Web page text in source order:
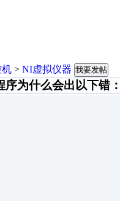
机 > NI虚拟仪器 我要发帖
为什么会出以下错